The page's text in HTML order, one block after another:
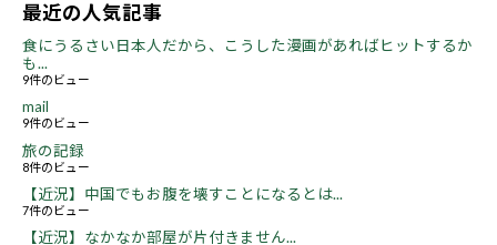
最近の人気記事
食にうるさい日本人だから、こうした漫画があればヒットするか
も...
9件のビュー
mail
9件のビュー
旅の記録
8件のビュー
【近況】中国でもお腹を壊すことになるとは...
7件のビュー
【近況】なかなか部屋が片付きません...